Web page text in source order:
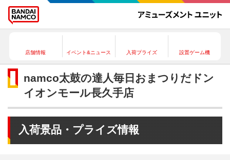
店舗情報 イベント&ニュース 入荷プライズ 設置ゲーム機
namco太鼓の達人毎日おまつりだドン
イオンモール長久手店
入荷景品・プライズ情報